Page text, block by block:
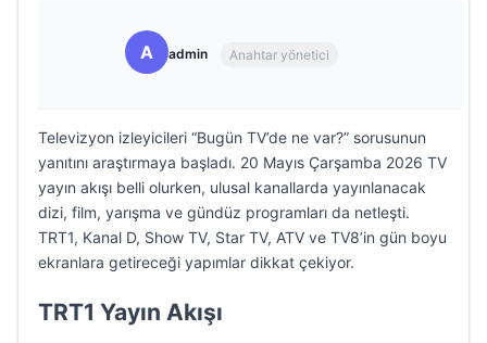
A admin Anahtar yönetici
Televizyon izleyicileri “Bugün TV’de ne var?” sorusunun
yanıtını araştırmaya başladı. 20 Mayıs Çarşamba 2026 TV
yayın akışı belli olurken, ulusal kanallarda yayınlanacak
dizi, film, yarışma ve gündüz programları da netleşti.
TRT1, Kanal D, Show TV, Star TV, ATV ve TV8’in gün boyu
ekranlara getireceği yapımlar dikkat çekiyor.
TRT1 Yayın Akışı